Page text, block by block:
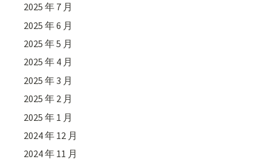
2025 年 7 月
2025 年 6 月
2025 年 5 月
2025 年 4 月
2025 年 3 月
2025 年 2 月
2025 年 1 月
2024 年 12 月
2024 年 11 月